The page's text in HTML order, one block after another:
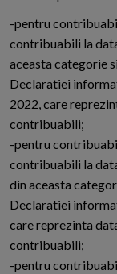
-pentru
contribuabili la
aceasta categorie
Declaratiei
2022, care
contribuabili;
-pentru
contribuabili la
din aceasta
Declaratiei
care reprezinta
contribuabili;
-pentru